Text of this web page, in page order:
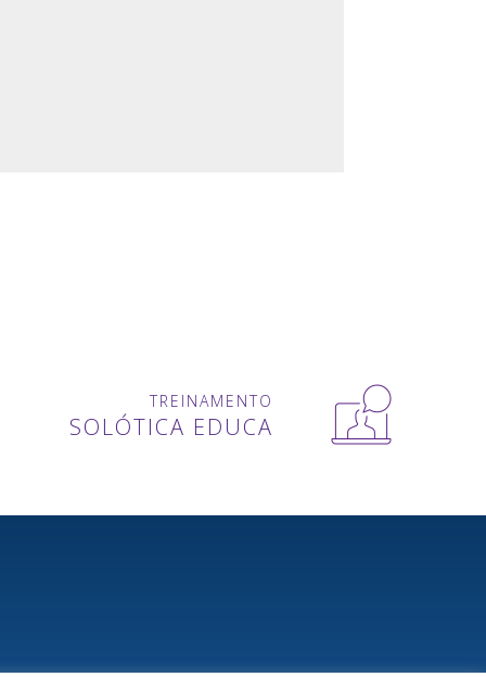
TREINAMENTO
SOLÓTICA EDUCA